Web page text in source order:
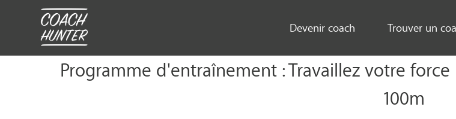
Devenir coach Trouver un
Programme d'entraînement : Travaillez votre
100m